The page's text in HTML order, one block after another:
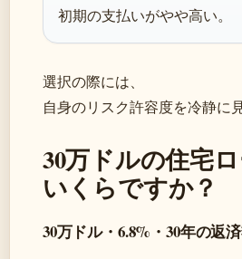
初期の支払いがやや高い。
選択の際には、
自身のリスク許容度を冷静に
30万ドルの住宅
いくらですか？
30万ドル・6.8%・30年の返